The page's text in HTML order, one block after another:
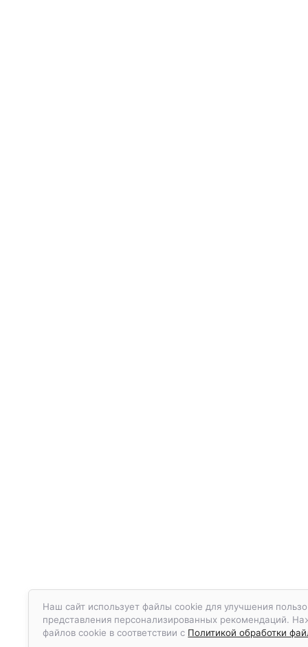
Наш сайт использует файлы cookie для улучшения
представления персонализированных рекомендаций.
файлов cookie в соответствии с Политикой обработки